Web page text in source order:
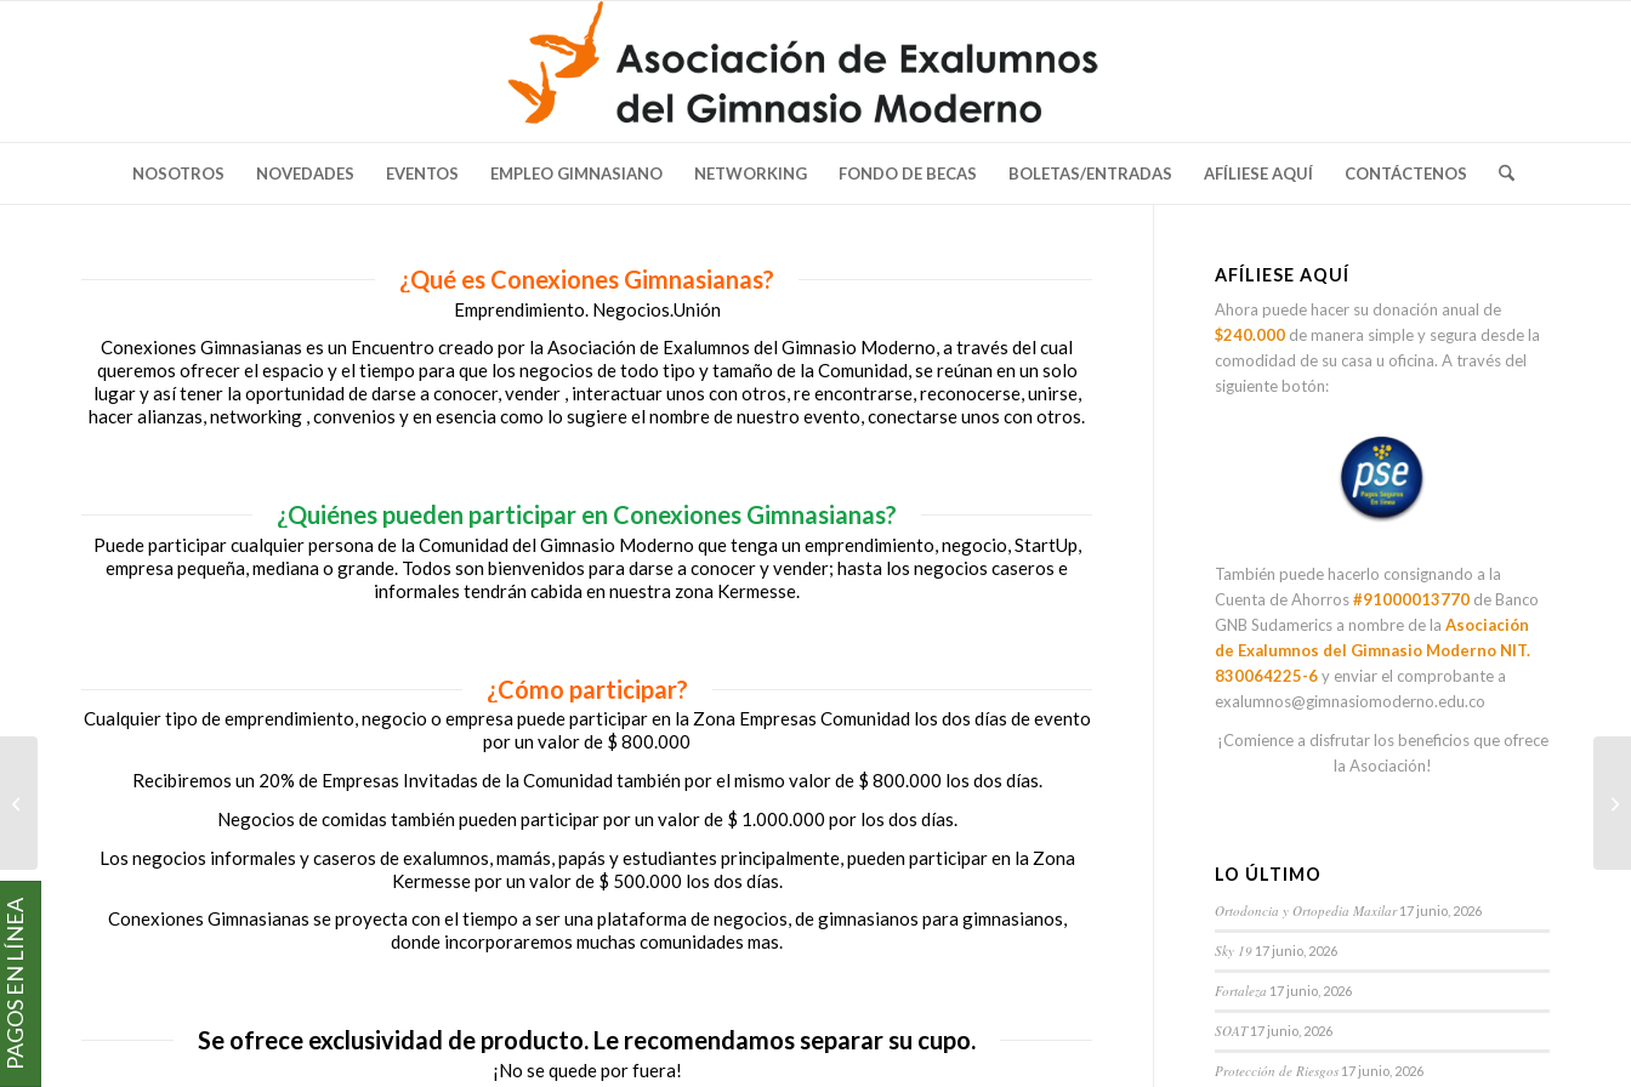
NOSOTROS NOVEDADES EVENTOS EMPLEO GIMNASIANO NETWORKING FONDO DE BECAS BOLETAS/ENTRADAS AFÍLIESE AQUÍ CONTÁCTENOS
¿Qué es Conexiones Gimnasianas?
Emprendimiento. Negocios.Unión
Conexiones Gimnasianas es un Encuentro creado por la Asociación de Exalumnos del Gimnasio Moderno, a través del cual
queremos ofrecer el espacio y el tiempo para que los negocios de todo tipo y tamaño de la Comunidad, se reúnan en un solo
lugar y así tener la oportunidad de darse a conocer, vender , interactuar unos con otros, re encontrarse, reconocerse, unirse,
hacer alianzas, networking , convenios y en esencia como lo sugiere el nombre de nuestro evento, conectarse unos con otros.
¿Quiénes pueden participar en Conexiones Gimnasianas?
Puede participar cualquier persona de la Comunidad del Gimnasio Moderno que tenga un emprendimiento, negocio, StartUp,
empresa pequeña, mediana o grande. Todos son bienvenidos para darse a conocer y vender; hasta los negocios caseros e
informales tendrán cabida en nuestra zona Kermesse.
¿Cómo participar?
Cualquier tipo de emprendimiento, negocio o empresa puede participar en la Zona Empresas Comunidad los dos días de evento
por un valor de $ 800.000
Recibiremos un 20% de Empresas Invitadas de la Comunidad también por el mismo valor de $ 800.000 los dos días.
Negocios de comidas también pueden participar por un valor de $ 1.000.000 por los dos días.
Los negocios informales y caseros de exalumnos, mamás, papás y estudiantes principalmente, pueden participar en la Zona
Kermesse por un valor de $ 500.000 los dos días.
Conexiones Gimnasianas se proyecta con el tiempo a ser una plataforma de negocios, de gimnasianos para gimnasianos,
donde incorporaremos muchas comunidades mas.
Se ofrece exclusividad de producto. Le recomendamos separar su cupo.
¡No se quede por fuera!
AFÍLIESE AQUÍ
Ahora puede hacer su donación anual de
$240.000 de manera simple y segura desde la
comodidad de su casa u oficina. A través del
siguiente botón:
También puede hacerlo consignando a la
Cuenta de Ahorros#91000013770 de Banco
GNB Sudamerics a nombre de laAsociación
de Exalumnos del Gimnasio Moderno NIT.
830064225-6y enviar el comprobante a
exalumnos@gimnasiomoderno.edu.co
¡Comience a disfrutar los beneficios que ofrece
la Asociación!
LO ÚLTIMO
Ortodoncia y Ortopedia Maxilar 17 junio, 2026
Sky 19 17 junio, 2026
Fortaleza 17 junio, 2026
SOAT 17 junio, 2026
Protección de Riesgos 17 junio, 2026
CONEXIONES
PAGOS EN LÍNEA